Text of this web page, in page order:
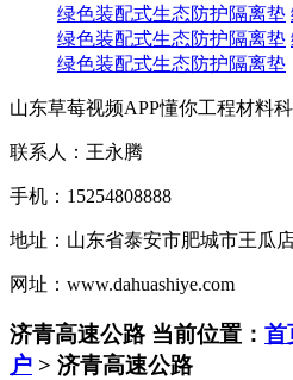
绿色装配式生态防护隔离垫
绿色装配式生态防护隔离垫
绿色装配式生态防护隔离垫
山东草莓视频APP懂你工程材料
联系人：王永腾
手机：15254808888
地址：山东省泰安市肥城市王
网址：www.dahuashiye.com
济青高速公路 当前位置： 首
户 > 济青高速公路